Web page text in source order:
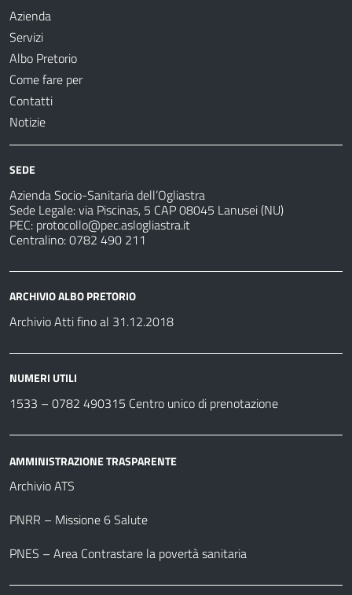
Azienda
Servizi
Albo Pretorio
Come fare per
Contatti
Notizie
SEDE
Azienda Socio-Sanitaria dell’Ogliastra
Sede Legale: via Piscinas, 5 CAP 08045 Lanusei (NU)
PEC: protocollo@pec.aslogliastra.it
Centralino: 0782 490 211
ARCHIVIO ALBO PRETORIO
Archivio Atti fino al 31.12.2018
NUMERI UTILI
1533 – 0782 490315 Centro unico di prenotazione
AMMINISTRAZIONE TRASPARENTE
Archivio ATS
PNRR – Missione 6 Salute
PNES – Area Contrastare la povertà sanitaria